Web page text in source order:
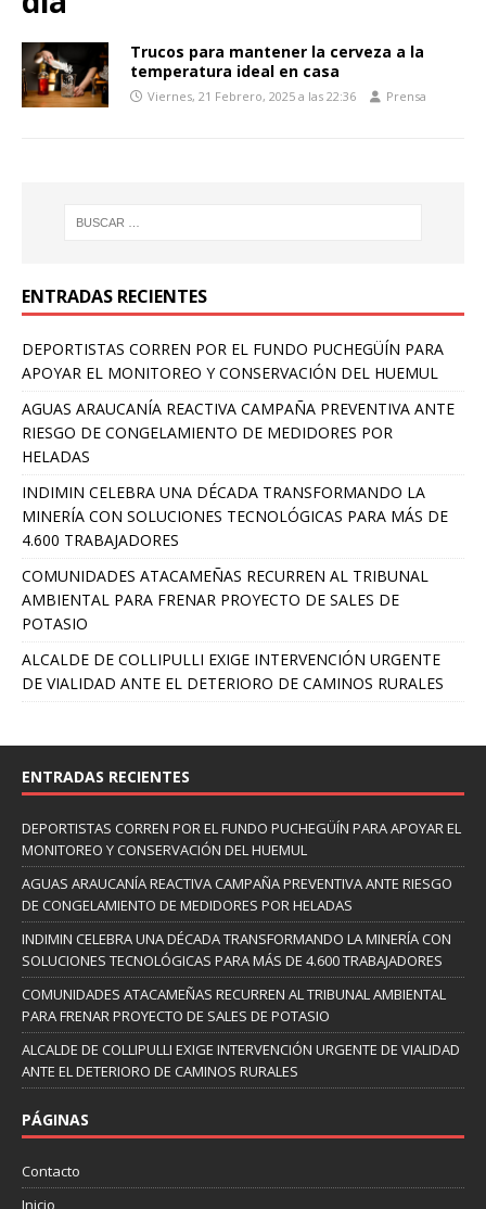
Trucos para mantener la cerveza a la
temperatura ideal en casa
Viernes, 21 Febrero, 2025 a las 22:36 Prensa
ENTRADAS RECIENTES
DEPORTISTAS CORREN POR EL FUNDO PUCHEGÜÍN PARA
APOYAR EL MONITOREO Y CONSERVACIÓN DEL HUEMUL
AGUAS ARAUCANÍA REACTIVA CAMPAÑA PREVENTIVA ANTE
RIESGO DE CONGELAMIENTO DE MEDIDORES POR
HELADAS
INDIMIN CELEBRA UNA DÉCADA TRANSFORMANDO LA
MINERÍA CON SOLUCIONES TECNOLÓGICAS PARA MÁS DE
4.600 TRABAJADORES
COMUNIDADES ATACAMEÑAS RECURREN AL TRIBUNAL
AMBIENTAL PARA FRENAR PROYECTO DE SALES DE
POTASIO
ALCALDE DE COLLIPULLI EXIGE INTERVENCIÓN URGENTE
DE VIALIDAD ANTE EL DETERIORO DE CAMINOS RURALES
ENTRADAS RECIENTES
DEPORTISTAS CORREN POR EL FUNDO PUCHEGÜÍN PARA APOYAR EL
MONITOREO Y CONSERVACIÓN DEL HUEMUL
AGUAS ARAUCANÍA REACTIVA CAMPAÑA PREVENTIVA ANTE RIESGO
DE CONGELAMIENTO DE MEDIDORES POR HELADAS
INDIMIN CELEBRA UNA DÉCADA TRANSFORMANDO LA MINERÍA CON
SOLUCIONES TECNOLÓGICAS PARA MÁS DE 4.600 TRABAJADORES
COMUNIDADES ATACAMEÑAS RECURREN AL TRIBUNAL AMBIENTAL
PARA FRENAR PROYECTO DE SALES DE POTASIO
ALCALDE DE COLLIPULLI EXIGE INTERVENCIÓN URGENTE DE VIALIDAD
ANTE EL DETERIORO DE CAMINOS RURALES
PÁGINAS
Contacto
Inicio